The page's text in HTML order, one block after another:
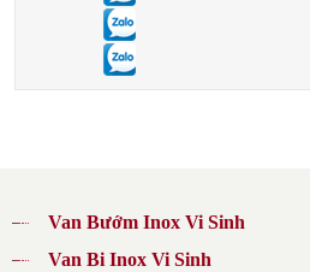
Van Bướm Inox Vi Sinh
Van Bi Inox Vi Sinh